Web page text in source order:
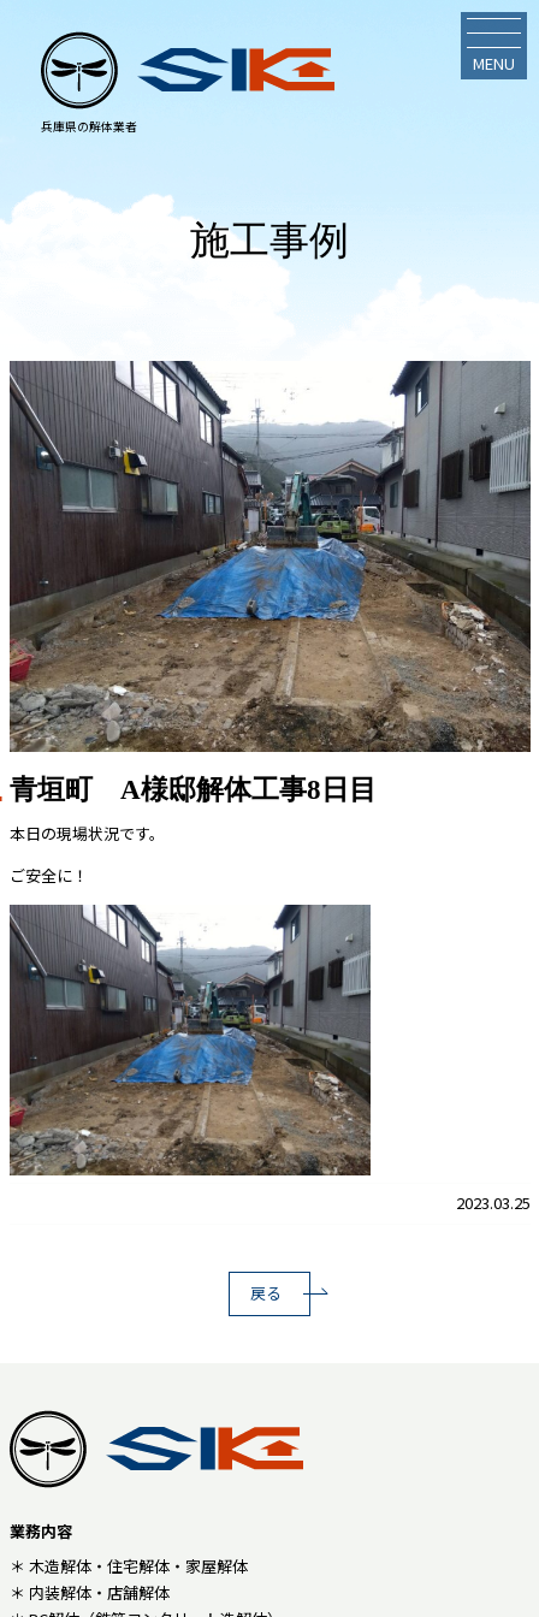
MENU
施工事例
青垣町 A様邸解体工事8日目
本日の現場状況です。
ご安全に！
2023.03.25
戻る
業務内容
＊ 木造解体・住宅解体・家屋解体
＊ 内装解体・店舗解体